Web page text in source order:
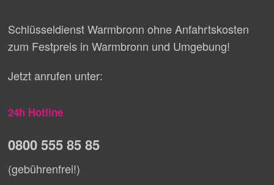
Schlüsseldienst Warmbronn ohne Anfahrtskosten
zum Festpreis in Warmbronn und Umgebung!
Jetzt anrufen unter:
24h Hotline
0800 555 85 85
(gebührenfrei!)